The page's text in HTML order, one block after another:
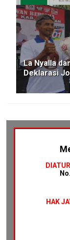
La Nyalla
Deklarasi
HAK